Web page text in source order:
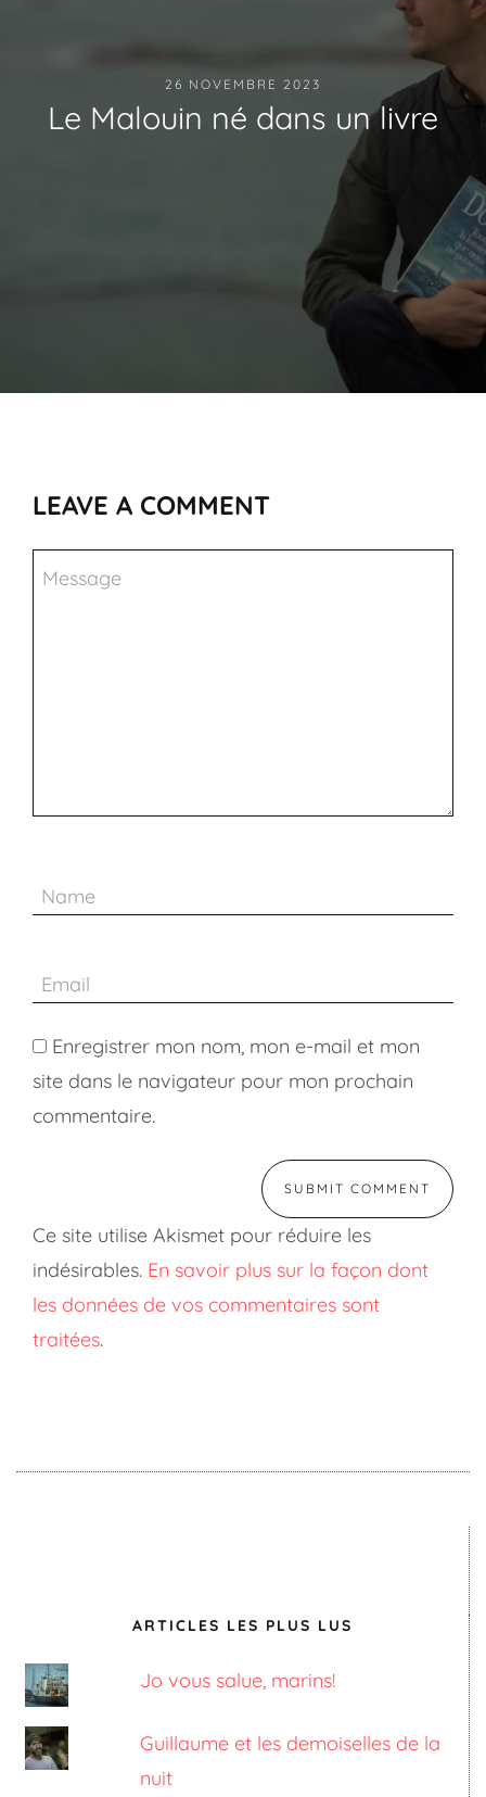
26 NOVEMBRE 2023
Le Malouin né dans un livre
LEAVE A COMMENT
Enregistrer mon nom, mon e-mail et mon
site dans le navigateur pour mon prochain
commentaire.
Ce site utilise Akismet pour réduire les
indésirables. En savoir plus sur la façon dont
les données de vos commentaires sont
traitées.
ARTICLES LES PLUS LUS
Jo vous salue, marins!
Guillaume et les demoiselles de la
nuit